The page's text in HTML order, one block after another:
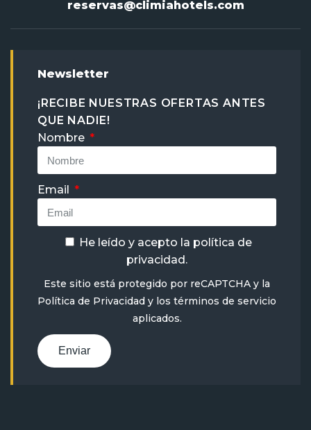
reservas@climiahotels.com
Newsletter
¡RECIBE NUESTRAS OFERTAS ANTES
QUE NADIE!
Nombre
Email
He leído y acepto la política de
privacidad .
Este sitio está protegido por reCAPTCHA y la
Política de Privacidad y los términos de servicio
aplicados.
Enviar